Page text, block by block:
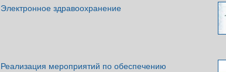
Электронное здравоохранение
Реализация мероприятий по обеспечению